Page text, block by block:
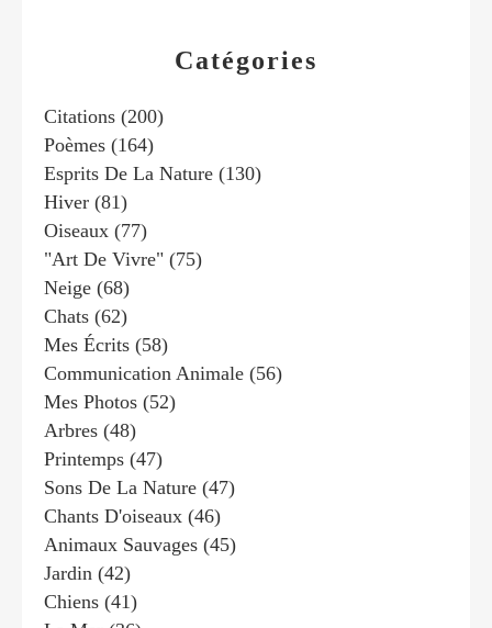
Catégories
Citations (200)
Poèmes (164)
Esprits De La Nature (130)
Hiver (81)
Oiseaux (77)
"art De Vivre" (75)
Neige (68)
Chats (62)
Mes Écrits (58)
Communication Animale (56)
Mes Photos (52)
Arbres (48)
Printemps (47)
Sons De La Nature (47)
Chants D'oiseaux (46)
Animaux Sauvages (45)
Jardin (42)
Chiens (41)